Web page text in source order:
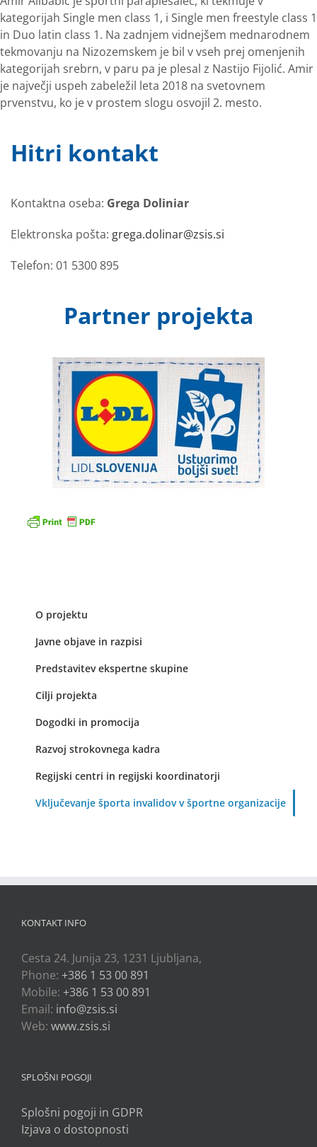
kategorijah Single men class 1, i Single men freestyle class 1
in Duo latin class 1. Na zadnjem vidnejšem mednarodnem
tekmovanju na Nizozemskem je bil v vseh prej omenjenih
kategorijah srebrn, v paru pa je plesal z Nastijo Fijolić. Amir
je največji uspeh zabeležil leta 2018 na svetovnem
prvenstvu, ko je v prostem slogu osvojil 2. mesto.
Hitri kontakt
Kontaktna oseba: Grega Doliniar
Elektronska pošta: grega.dolinar@zsis.si
Telefon: 01 5300 895
Partner projekta
O projektu
Javne objave in razpisi
Predstavitev ekspertne skupine
Cilji projekta
Dogodki in promocija
Razvoj strokovnega kadra
Regijski centri in regijski koordinatorji
Vključevanje športa invalidov v športne organizacije
KONTAKT INFO
Cesta 24. Junija 23, 1231 Ljubljana,
Phone: +386 1 53 00 891
Mobile: +386 1 53 00 891
Email: info@zsis.si
Web: www.zsis.si
SPLOŠNI POGOJI
Splošni pogoji in GDPR
Izjava o dostopnosti